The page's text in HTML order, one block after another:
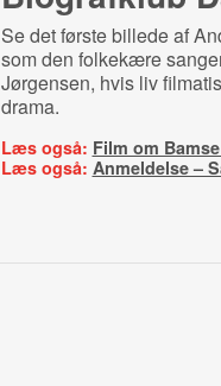
Se det første billede af
som den folkekære
Jørgensen, hvis liv
drama.
Læs også: Film om
Læs også: Anmeldelse –